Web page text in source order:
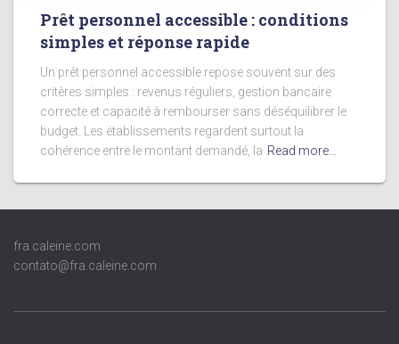
Prêt personnel accessible : conditions
simples et réponse rapide
Un prêt personnel accessible repose souvent sur des
critères simples : revenus réguliers, gestion bancaire
correcte et capacité à rembourser sans déséquilibrer le
budget. Les établissements regardent surtout la
cohérence entre le montant demandé, la Read more…
fra.caleine.com
contato@fra.caleine.com